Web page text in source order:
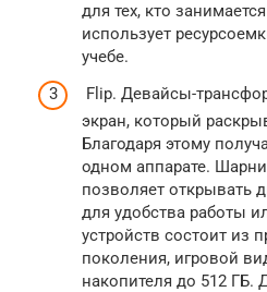
для тех, кто
использует
учебе.
Flip. Девайсы-
экран, который
Благодаря этому
одном аппарате.
позволяет открывать
для удобства работы
устройств состоит из
поколения, игровой
накопителя до 512 ГБ.